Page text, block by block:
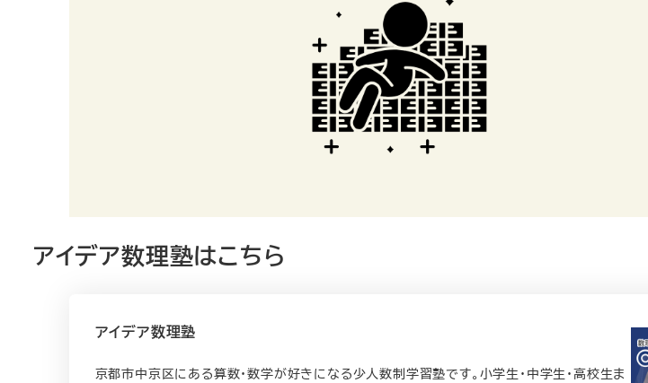
アイデア数理塾はこちら
アイデア数理塾
京都市中京区にある算数・数学が好きになる少人数制学習塾です。小学生・中学生・高校生ま